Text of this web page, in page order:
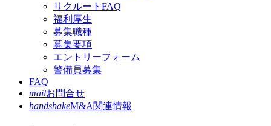
リクルートFAQ
福利厚生
募集職種
募集要項
エントリーフォーム
警備員募集
FAQ
mailお問合せ
handshakeM&A関連情報